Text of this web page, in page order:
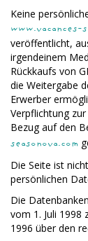
Keine
www.vacances-
veröffentlicht,
irgendeinem
Rückkaufs von
die Weitergabe
Erwerber
Verpflichtung
Bezug auf den
seasonova.com
Die Seite ist
persönlichen
Die
vom 1. Juli 1998
1996 über den